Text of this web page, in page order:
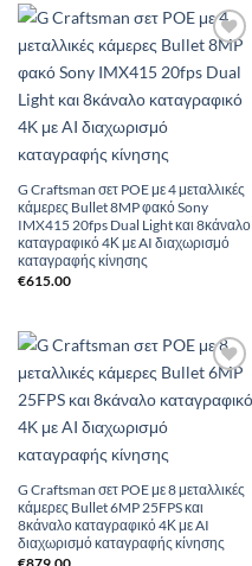
Wishlist
G Craftsman σετ POE με 4 μεταλλικές
κάμερες Bullet 8MP φακό Sony
IMX415 20fps Dual Light και 8κάναλο
καταγραφικό 4Κ με AI διαχωρισμό
καταγραφής κίνησης
€615.00
Wishlist
G Craftsman σετ POE με 8 μεταλλικές
κάμερες Bullet 6MP 25FPS και
8κάναλο καταγραφικό 4Κ με AI
διαχωρισμό καταγραφής κίνησης